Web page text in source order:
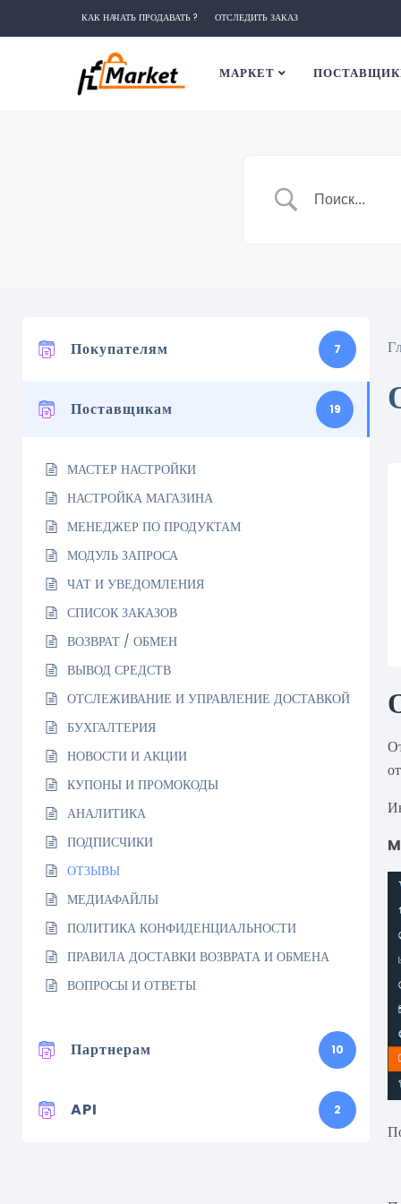
КАК НАЧАТЬ ПРОДАВАТЬ ? ОТСЛЕДИТЬ ЗАКАЗ
МАРКЕТ
Покупателям 7
Поставщикам 19
МАСТЕР НАСТРОЙКИ
НАСТРОЙКА МАГАЗИНА
МЕНЕДЖЕР ПО ПРОДУКТАМ
МОДУЛЬ ЗАПРОСА
ЧАТ И УВЕДОМЛЕНИЯ
СПИСОК ЗАКАЗОВ
ВОЗВРАТ / ОБМЕН
ВЫВОД СРЕДСТВ
ОТСЛЕЖИВАНИЕ И УПРАВЛЕНИЕ ДОСТАВКОЙ
БУХГАЛТЕРИЯ
НОВОСТИ И АКЦИИ
КУПОНЫ И ПРОМОКОДЫ
АНАЛИТИКА
ПОДПИСЧИКИ
ОТЗЫВЫ
МЕДИАФАЙЛЫ
ПОЛИТИКА КОНФИДЕНЦИАЛЬНОСТИ
ПРАВИЛА ДОСТАВКИ ВОЗВРАТА И ОБМЕНА
ВОПРОСЫ И ОТВЕТЫ
Партнерам 10
API 2